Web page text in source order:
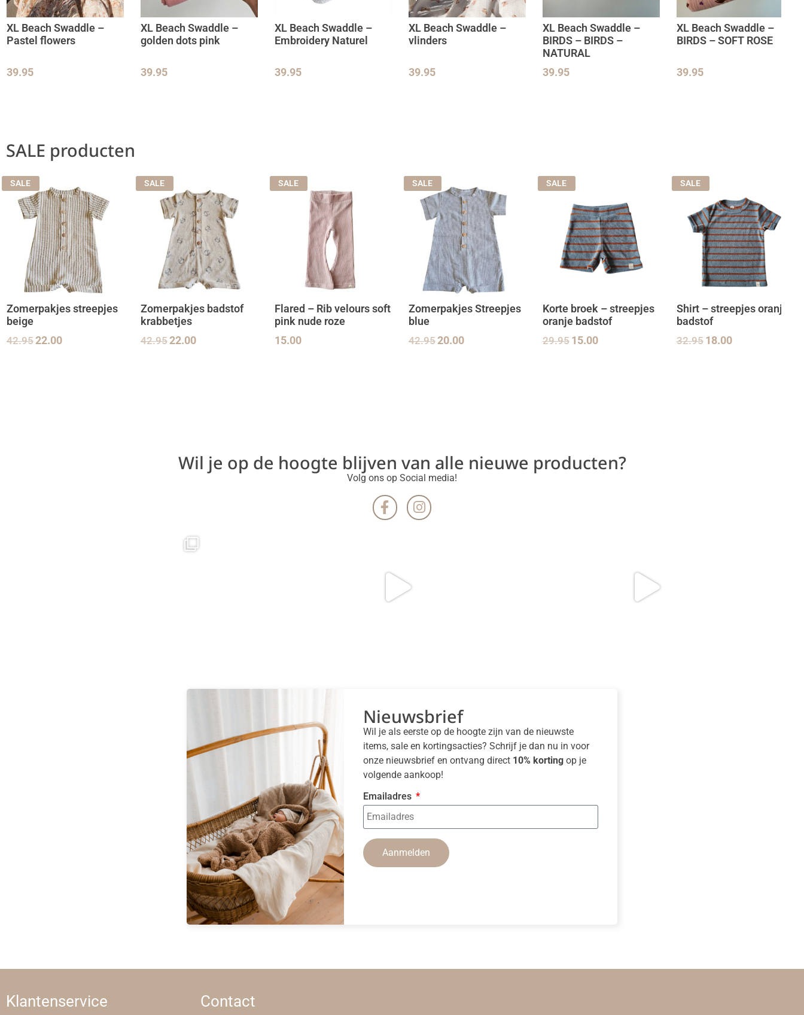
XL Beach Swaddle –
Pastel flowers
39.95
XL Beach Swaddle –
golden dots pink
39.95
XL Beach Swaddle –
Embroidery Naturel
39.95
XL Beach Swaddle –
vlinders
39.95
XL Beach Swaddle –
BIRDS – BIRDS –
NATURAL
39.95
XL Beach Swaddle –
BIRDS – SOFT ROSE
39.95
SALE producten
SALE
Zomerpakjes streepjes
beige
42.9522.00
SALE
Zomerpakjes badstof
krabbetjes
42.9522.00
SALE
Flared – Rib velours soft
pink nude roze
15.00
SALE
Zomerpakjes Streepjes
blue
42.9520.00
SALE
Korte broek – streepjes
oranje badstof
29.95 15.00
SALE
Shirt – streepjes oranje
badstof
32.95 18.00
Wil je op de hoogte blijven van alle nieuwe producten?
Volg ons op Social media!
Nieuwsbrief
Wil je als eerste op de hoogte zijn van de nieuwste
items, sale en kortingsacties? Schrijf je dan nu in voor
onze nieuwsbrief en ontvang direct 10% kortingop je
volgende aankoop!
Emailadres
Aanmelden
Klantenservice Contact